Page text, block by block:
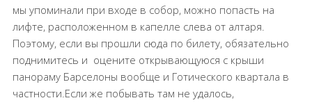
мы упоминали при входе в собор, можно попасть на
лифте, расположенном в капелле слева от алтаря.
Поэтому, если вы прошли сюда по билету, обязательно
поднимитесь и оцените открывающуюся с крыши
панораму Барселоны вообще и Готического квартала в
частности.Если же побывать там не удалось,